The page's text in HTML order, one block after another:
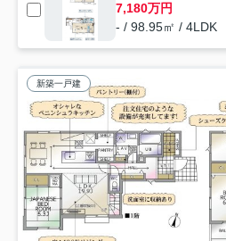
7,180万円
- / 98.95㎡ / 4LDK
新築一戸建